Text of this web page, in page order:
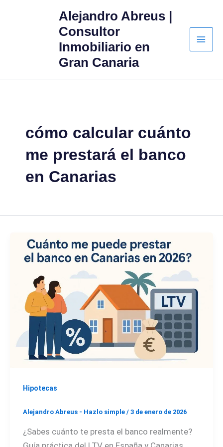
Alejandro Abreus |
Consultor
Inmobiliario en
Gran Canaria
cómo calcular cuánto
me prestará el banco
en Canarias
Hipotecas
Alejandro Abreus - Hazlo simple / 3 de enero de 2026
¿Sabes cuánto te presta el banco realmente?